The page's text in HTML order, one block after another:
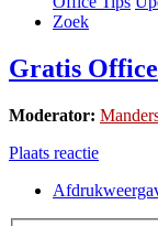
Zoek
Gratis
Moderator:
Plaats reactie